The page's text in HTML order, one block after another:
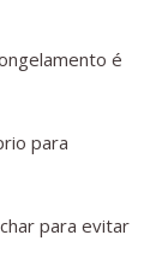
é
para
para evitar